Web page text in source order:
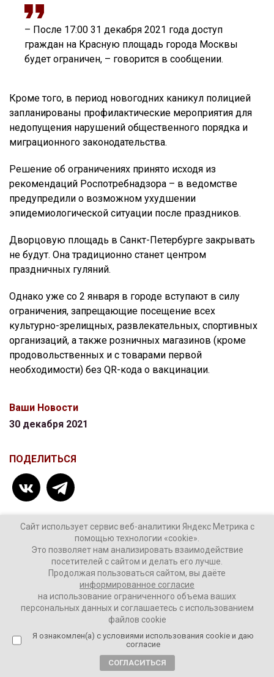
– После 17:00 31 декабря 2021 года доступ
граждан на Красную площадь города Москвы
будет ограничен, – говорится в сообщении.
Кроме того, в период новогодних каникул полицией
запланированы профилактические мероприятия для
недопущения нарушений общественного порядка и
миграционного законодательства.
Решение об ограничениях принято исходя из
рекомендаций Роспотребнадзора – в ведомстве
предупредили о возможном ухудшении
эпидемиологической ситуации после праздников.
Дворцовую площадь в Санкт-Петербурге закрывать
не будут. Она традиционно станет центром
праздничных гуляний.
Однако уже со 2 января в городе вступают в силу
ограничения, запрещающие посещение всех
культурно-зрелищных, развлекательных, спортивных
организаций, а также розничных магазинов (кроме
продовольственных и с товарами первой
необходимости) без QR-кода о вакцинации.
Ваши Новости
30 декабря 2021
ПОДЕЛИТЬСЯ
ТЕГИ: Москва
Комментировать
Сайт использует сервис веб-аналитики Яндекс Метрика с
помощью технологии «cookie».
Это позволяет нам анализировать взаимодействие
посетителей с сайтом и делать его лучше.
Продолжая пользоваться сайтом, вы даёте
информированное согласие
на использование ограниченного объема ваших
персональных данных и соглашаетесь с использованием
файлов cookie
Я ознакомлен(а) с условиями использования cookie и даю
согласие
СОГЛАСИТЬСЯ